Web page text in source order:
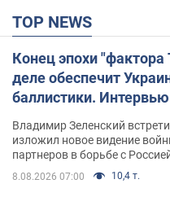
TOP NEWS
Конец эпохи
деле обеспечит
баллистики.
Владимир Зеленский
изложил новое видение
партнеров в борьбе с
8.08.2026 07:00 10,4 т.